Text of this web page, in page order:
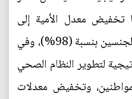
تخفيض معدل الأمية إلى
النصف، وتقليل التفاوت بين الجنسين بنسبة (98%)، وفي
لتطوير النظام الصحي
وتخفيض معدلات